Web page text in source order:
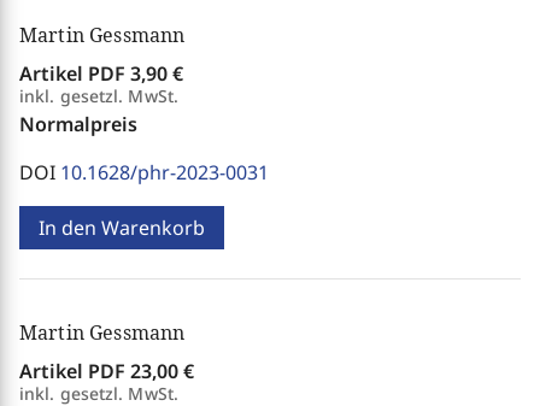
Martin Gessmann
Artikel PDF 3,90 €
inkl. gesetzl. MwSt.
Normalpreis
DOI 10.1628/phr-2023-0031
In den Warenkorb
Martin Gessmann
Artikel PDF 23,00 €
inkl. gesetzl. MwSt.